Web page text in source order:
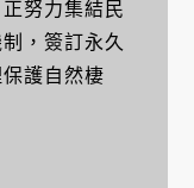
努力集結民
，簽訂永久
護自然棲